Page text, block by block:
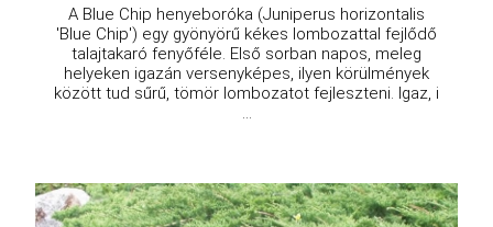
A Blue Chip henyeboróka (Juniperus horizontalis
'Blue Chip') egy gyönyörű kékes lombozattal fejlődő
talajtakaró fenyőféle. Első sorban napos, meleg
helyeken igazán versenyképes, ilyen körülmények
között tud sűrű, tömör lombozatot fejleszteni. Igaz, i
...